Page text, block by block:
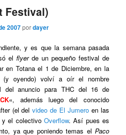
Festival)
2007pordayer
y es que la semana pasada
el flyerde un pequeño festival de
en Totana el 1 de Diciembre, en la
(y oyendo) volví a oír el nombre
del anuncio para THC del 16 de
«, además luego del conocido
(el delvideo de El Jumero en las
y el colectivo Overflow. Así pues es
ya que poniendo temas el Paco